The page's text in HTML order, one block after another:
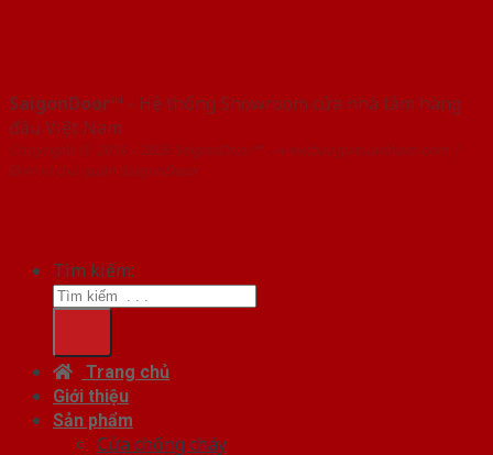
SaigonDoor™ - Hệ thống Showroom cửa nhà tắm hàng
đầu Việt Nam
Copyright ⓒ 2016 – 2026 SaigonDoor™ - www.baogiacuanhom.com |
Đơn vị chủ quản SaigonDoor
Tìm kiếm:
Trang chủ
Giới thiệu
Sản phẩm
Cửa chống cháy